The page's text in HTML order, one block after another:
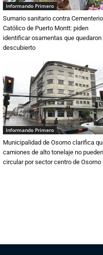
Informando Primero
Sumario sanitario contra Cementerio
Católico de Puerto Montt: piden
identificar osamentas que quedaron
descubierto
Informando Primero
Municipalidad de Osorno clarifica
camiones de alto tonelaje no pueden
circular por sector centro de Osorno